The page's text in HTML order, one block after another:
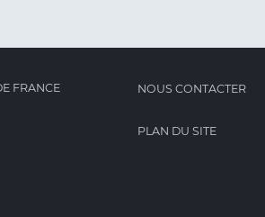
FRANCE
NOUS CONTACTER
PLAN DU SITE